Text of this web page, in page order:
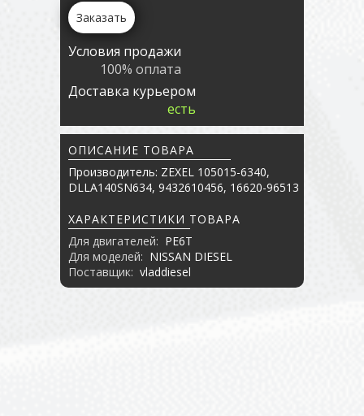
Заказать
Условия продажи
100% оплата
Доставка курьером
есть
ОПИСАНИЕ ТОВАРА
Производитель: ZEXEL 105015-6340,
DLLA140SN634, 9432610456, 16620-96513
ХАРАКТЕРИСТИКИ ТОВАРА
Для двигателей: PE6T
Для моделей: NISSAN DIESEL
Поставщик: vladdiesel